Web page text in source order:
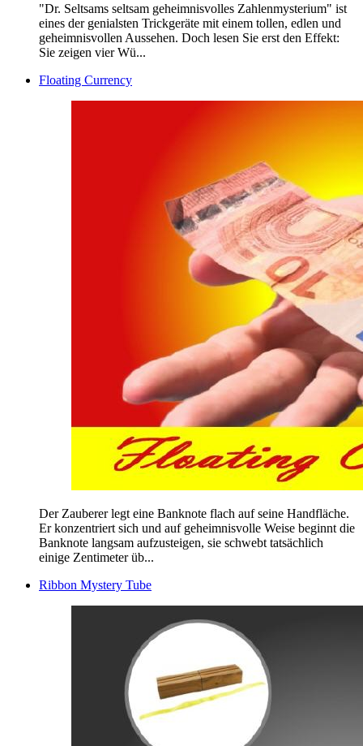
"Dr. Seltsams seltsam geheimnisvolles Zahlenmysterium" ist
eines der genialsten Trickgeräte mit einem tollen, edlen und
geheimnisvollen Aussehen. Doch lesen Sie erst den Effekt:
Sie zeigen vier Wü...
Floating Currency
Der Zauberer legt eine Banknote flach auf seine Handfläche.
Er konzentriert sich und auf geheimnisvolle Weise beginnt die
Banknote langsam aufzusteigen, sie schwebt tatsächlich
einige Zentimeter üb...
Ribbon Mystery Tube